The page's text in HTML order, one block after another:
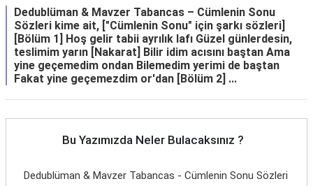
Dedublüman & Mavzer Tabancas – Cümlenin Sonu
Sözleri kime ait, ["Cümlenin Sonu" için şarkı sözleri]
[Bölüm 1] Hoş gelir tabii ayrılık lafı Güzel günlerdesin,
teslimim yarın [Nakarat] Bilir idim acısını baştan Ama
yine geçemedim ondan Bilemedim yerimi de baştan
Fakat yine geçemezdim or'dan [Bölüm 2] ...
Bu Yazımızda Neler Bulacaksınız ?
Dedublüman & Mavzer Tabancas - Cümlenin Sonu Sözleri